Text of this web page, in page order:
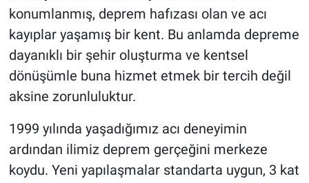
konumlanmış, deprem hafızası olan ve acı
kayıplar yaşamış bir kent. Bu anlamda depreme
dayanıklı bir şehir oluşturma ve kentsel
dönüşümle buna hizmet etmek bir tercih değil
aksine zorunluluktur.
1999 yılında yaşadığımız acı deneyimin
ardından ilimiz deprem gerçeğini merkeze
koydu. Yeni yapılaşmalar standarta uygun, 3 kat